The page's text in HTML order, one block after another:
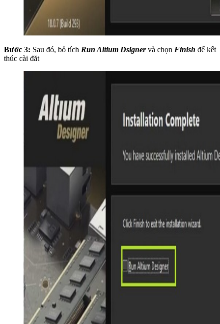
Bước 3: Sau đó, bỏ tích Run Altium Dsignervà chọn Finish để kết
thúc cài đăt